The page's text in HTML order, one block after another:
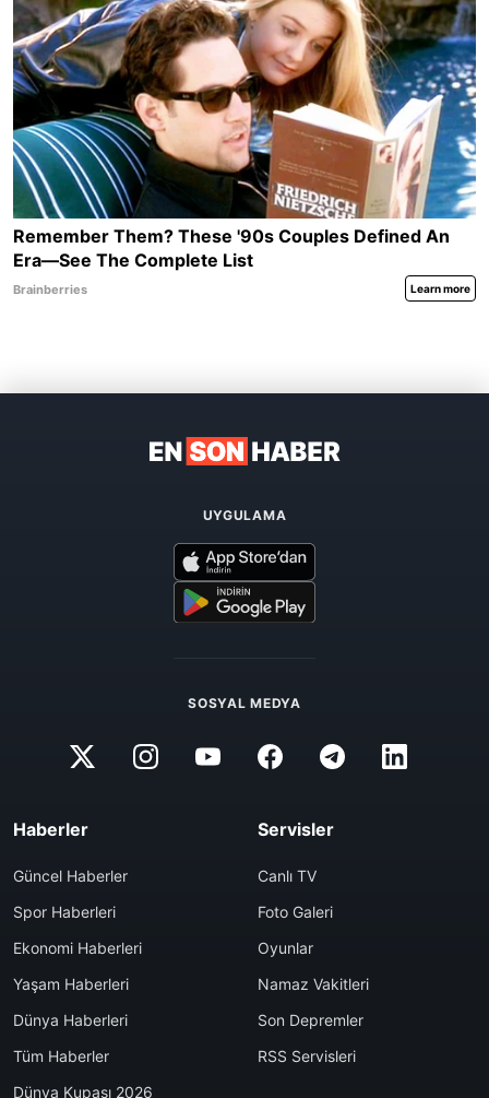
UYGULAMA
SOSYAL MEDYA
Haberler
Güncel Haberler
Spor Haberleri
Ekonomi Haberleri
Yaşam Haberleri
Dünya Haberleri
Tüm Haberler
Dünya Kupası 2026
Servisler
Canlı TV
Foto Galeri
Oyunlar
Namaz Vakitleri
Son Depremler
RSS Servisleri